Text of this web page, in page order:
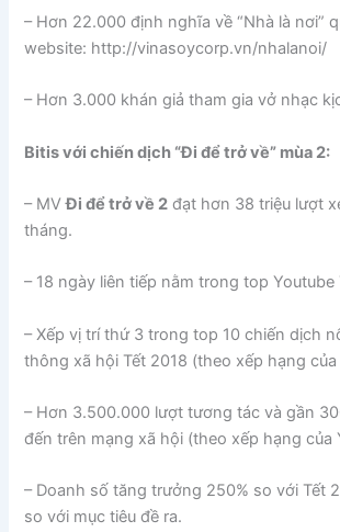
– Hơn 22.000 định nghĩa về “Nhà là nơi”
website: http://vinasoycorp.vn/nhalanoi/
– Hơn 3.000 khán giả tham gia vở nhạc
Bitis với chiến dịch “Đi để trở về” mùa 2:
– MVĐi để trở về 2 đạt hơn 38 triệu lượt
tháng.
– 18 ngày liên tiếp nằm trong top Youtube
– Xếp vị trí thứ 3 trong top 10 chiến dịch
thông xã hội Tết 2018 (theo xếp hạng của
– Hơn 3.500.000 lượt tương tác và gần
đến trên mạng xã hội (theo xếp hạng của
– Doanh số tăng trưởng 250% so với Tết
so với mục tiêu đề ra.